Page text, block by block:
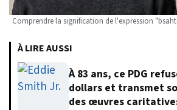
Comprendre la signification de l'expression
À LIRE AUSSI
À 83 ans, ce PDG
dollars et transmet
des œuvres